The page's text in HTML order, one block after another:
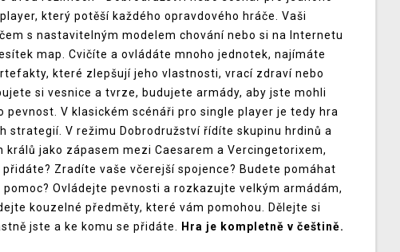
který potěší každého opravdového hráče. Vaši
s nastavitelným modelem chování nebo si na Internetu
map. Cvičíte a ovládáte mnoho jednotek, najímáte
které zlepšují jeho vlastnosti, vrací zdraví nebo
si vesnice a tvrze, budujete armády, aby jste mohli
V klasickém scénáři pro single player je tedy hra
strategií. V režimu Dobrodružství řídíte skupinu hrdinů a
jako zápasem mezi Caesarem a Vercingetorixem,
Zradíte vaše včerejší spojence? Budete pomáhat
Ovládejte pevnosti a rozkazujte velkým armádám,
kouzelné předměty, které vám pomohou. Dělejte si
jste a ke komu se přidáte.
Hra je kompletně v češtině.